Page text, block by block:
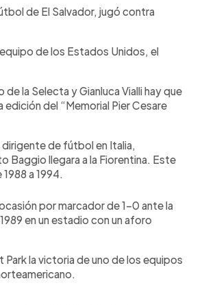
de El Salvador, jugó contra
de los Estados Unidos, el
la Selecta y Gianluca Vialli hay que
del “Memorial Pier Cesare
de fútbol en Italia,
Baggio llegara a la Fiorentina. Este
a 1994.
por marcador de 1-0 ante la
en un estadio con un aforo
la victoria de uno de los equipos